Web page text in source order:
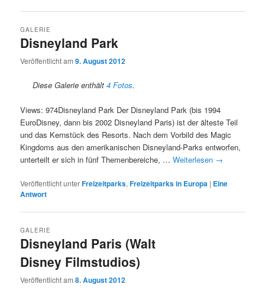
Disneyland Park
GALERIE
Veröffentlicht am9. August 2012
Diese Galerie enthält4 Fotos.
Views: 974Disneyland Park Der Disneyland Park (bis 1994
EuroDisney, dann bis 2002 Disneyland Paris) ist der älteste Teil
und das Kernstück des Resorts. Nach dem Vorbild des Magic
Kingdoms aus den amerikanischen Disneyland-Parks entworfen,
unterteilt er sich in fünf Themenbereiche, …Weiterlesen →
Veröffentlicht unterFreizeitparks,Freizeitparks in Europa | Eine
Antwort
Disneyland Paris (Walt
Disney Filmstudios)
GALERIE
Veröffentlicht am8. August 2012